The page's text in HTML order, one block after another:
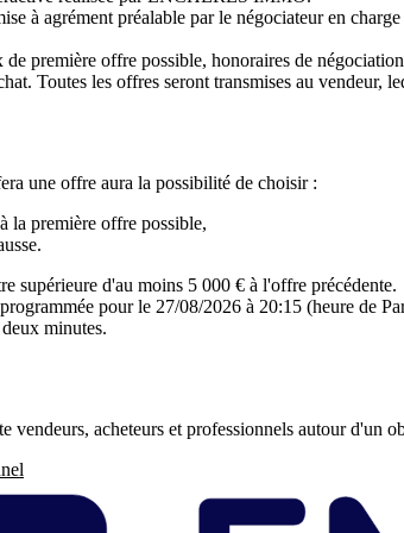
à agrément préalable par le négociateur en
première offre possible, honoraires de
Toutes les offres seront transmises au vendeur,
une offre aura la possibilité de choisir :
la première offre possible,
supérieure d'au moins 5 000 € à l'offre précédente.
pour le 27/08/2026 à 20:15 (heure de
minutes.
vendeurs, acheteurs et professionnels autour d'un